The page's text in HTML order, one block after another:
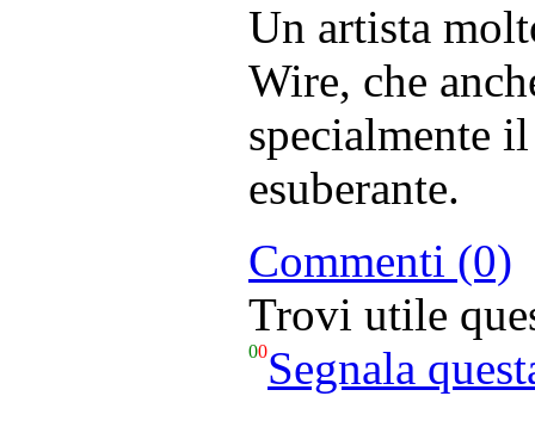
Un artista
Wire, che
specialmente
esuberante.
Commenti (0)
Trovi utile
00Segnala